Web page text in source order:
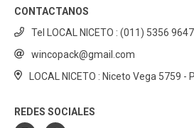
CONTACTANOS
Tel LOCAL NICETO : (011) 5356 9647
wincopack@gmail.com
LOCAL NICETO : Niceto Vega 5759 -
REDES SOCIALES